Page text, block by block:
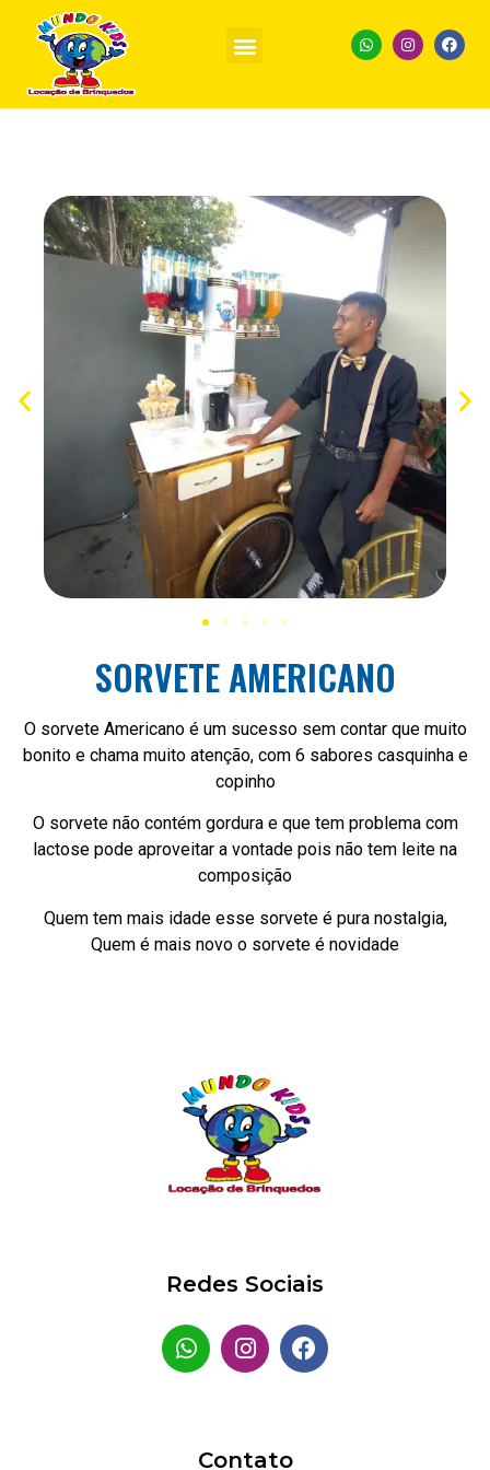
SORVETE AMERICANO
O sorvete Americano é um sucesso sem contar que muito
bonito e chama muito atenção, com 6 sabores casquinha e
copinho
O sorvete não contém gordura e que tem problema com
lactose pode aproveitar a vontade pois não tem leite na
composição
Quem tem mais idade esse sorvete é pura nostalgia,
Quem é mais novo o sorvete é novidade
Redes Sociais
Contato